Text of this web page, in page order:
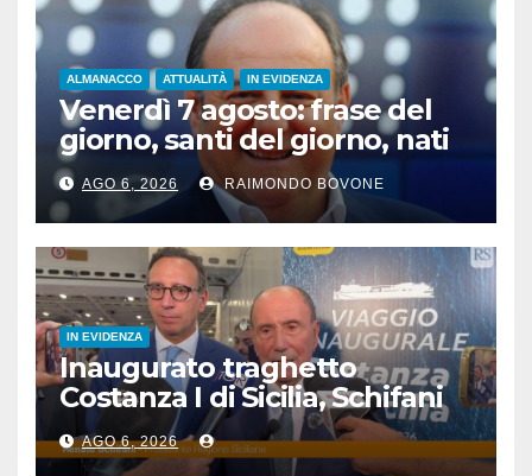
ALMANACCO ATTUALITÀ IN EVIDENZA
Venerdì 7 agosto: frase del
giorno, santi del giorno, nati
famosi, accadde oggi
AGO 6, 2026 RAIMONDO BOVONE
IN EVIDENZA
Inaugurato traghetto
Costanza I di Sicilia, Schifani
“Mantenuto impegni presi”
AGO 6, 2026